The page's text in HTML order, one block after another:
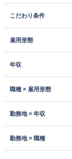
こだわり条件
雇用形態
年収
職種 × 雇用形態
勤務地 × 年収
勤務地 × 職種